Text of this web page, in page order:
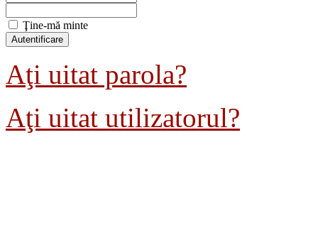
Ţine-mă minte
Aţi uitat parola?
Aţi uitat utilizatorul?